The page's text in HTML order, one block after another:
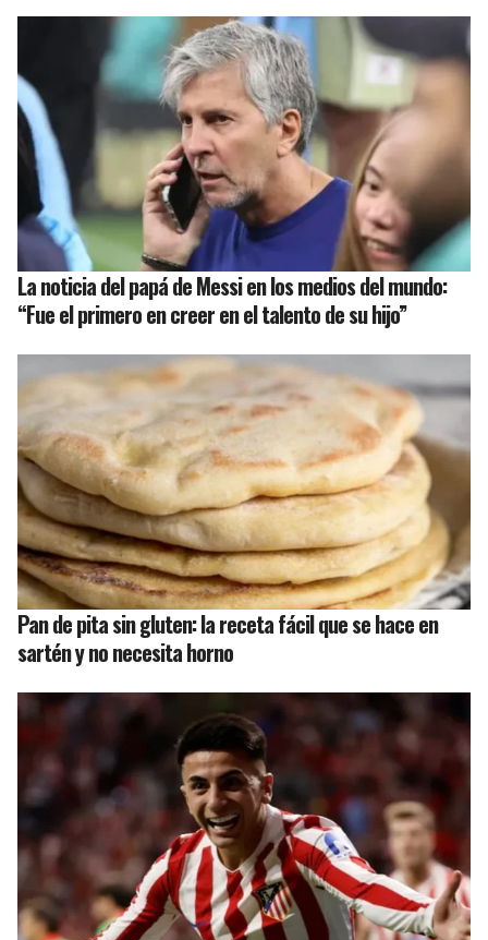
La noticia del papá de Messi en los medios del mundo:
“Fue el primero en creer en el talento de su hijo”
Pan de pita sin gluten: la receta fácil que se hace en
sartén y no necesita horno